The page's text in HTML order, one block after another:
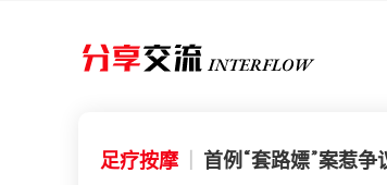
足疗按摩 首例“套路嫖”案惹争